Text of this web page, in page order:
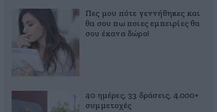
Πες μου πότε γεννήθηκες και
θα σου πω ποιες εμπειρίες θα
σου έκανα δώρο!
40 ημέρες, 33 δράσεις, 4.000+
συμμετοχές